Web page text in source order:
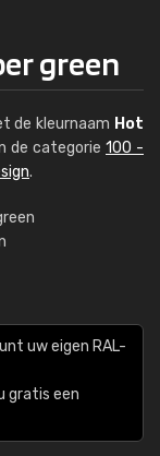
green
de kleurnaam Hot
de categorie 100 -
.
uw eigen RAL-
gratis een